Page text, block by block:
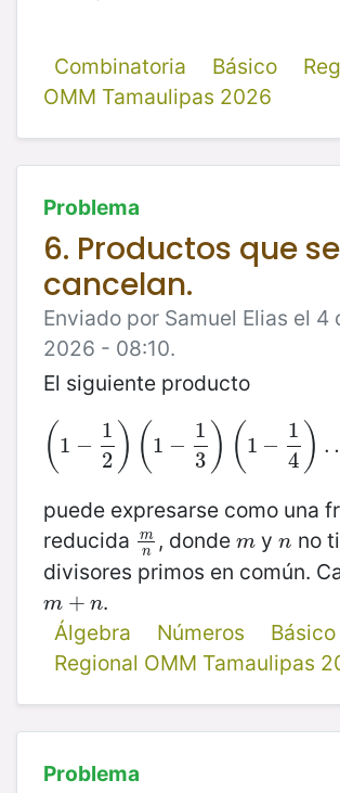
Combinatoria Básico
OMM Tamaulipas 2026
Problema
6. Productos que se
cancelan.
Enviado por Samuel Elias el 4
2026 - 08:10.
El siguiente producto
( 1 −
1
2 ) ( 1 −
1
3 ) ( 1 −
1
4 )
( 1−1 2 )(1 −1 3 ( 1−14)…( 1 −
puede expresarse como una
reducida
m
n
mn, donde m
m yn
n no
divisores primos en común.
m + n
m+n
.
Álgebra
Números
Básico
Regional OMM Tamaulipas
Problema